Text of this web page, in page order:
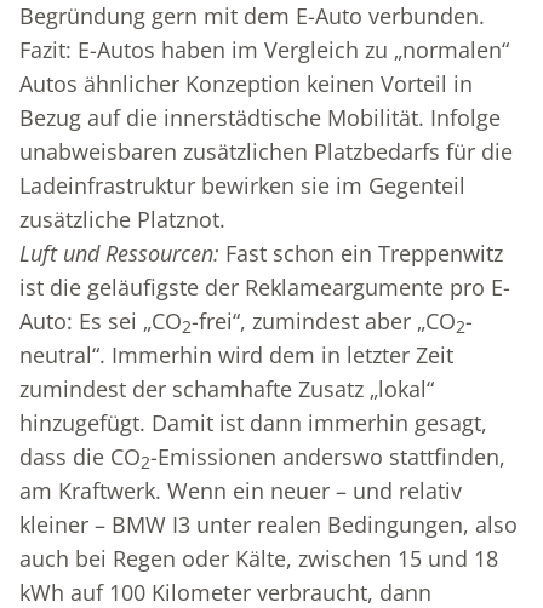
Begründung gern mit dem E-Auto verbunden.
Fazit: E-Autos haben im Vergleich zu „normalen“
Autos ähnlicher Konzeption keinen Vorteil in
Bezug auf die innerstädtische Mobilität. Infolge
unabweisbaren zusätzlichen Platzbedarfs für die
Ladeinfrastruktur bewirken sie im Gegenteil
zusätzliche Platznot.
Luft und Ressourcen: Fast schon ein Treppenwitz
ist die geläufigste der Reklameargumente pro E-
Auto: Es sei „CO2-frei“, zumindest aber „CO2-
neutral“. Immerhin wird dem in letzter Zeit
zumindest der schamhafte Zusatz „lokal“
hinzugefügt. Damit ist dann immerhin gesagt,
dass die CO2-Emissionen anderswo stattfinden,
am Kraftwerk. Wenn ein neuer – und relativ
kleiner – BMW I3 unter realen Bedingungen, also
auch bei Regen oder Kälte, zwischen 15 und 18
kWh auf 100 Kilometer verbraucht, dann